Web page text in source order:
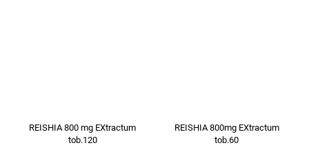
REISHIA 800 mg EXtractum
tob.120
REISHIA 800mg EXtractum
tob.60